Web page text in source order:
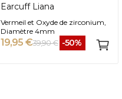
Earcuff Liana
Vermeil et Oxyde de zirconium,
Diamètre 4mm
19,95 €39,90 € -50%